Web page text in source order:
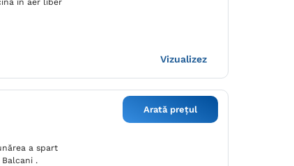
în aer liber
Vizualizez
a spart
.
Arată prețul